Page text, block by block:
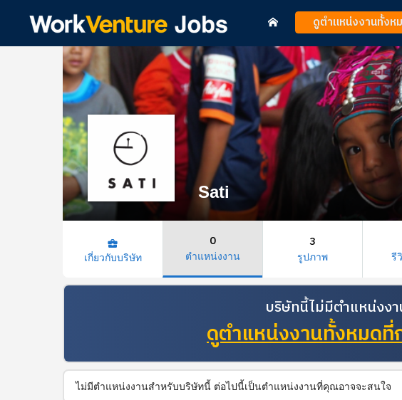
ดูตำแหน่งงานทั้งห
Sati
business_center
เกี่ยวกับบริษัท
0
ตำแหน่งงาน
3
รูปภาพ รี
บริษัทนี้ไม่มีตำแหน่งง
ดูตำแหน่งงานทั้งหมดที่
ไม่มีตำแหน่งงานสำหรับบริษัทนี้ ต่อไปนี้เป็นตำแหน่งงานที่คุณอาจจะสนใจ